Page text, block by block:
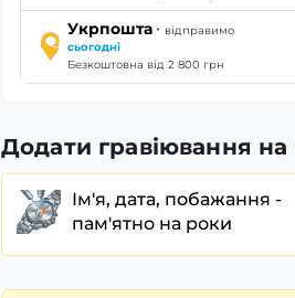
Укрпошта · відправимо
сьогодні
Безкоштовна від 2 800 грн
Додати гравіювання
Ім'я, дата, побажання -
пам'ятно на роки